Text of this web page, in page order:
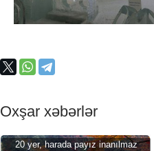
Oxşar xəbərlər
20 yer, harada payız inanılmaz